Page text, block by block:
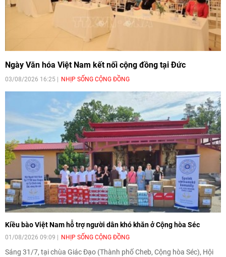
Ngày Văn hóa Việt Nam kết nối cộng đồng tại Đức
03/08/2026 16:25 NHỊP SỐNG CỘNG ĐỒNG
Kiều bào Việt Nam hỗ trợ người dân khó khăn ở Cộng hòa Séc
01/08/2026 09:09 NHỊP SỐNG CỘNG ĐỒNG
Sáng 31/7, tại chùa Giác Đạo (Thành phố Cheb, Cộng hòa Séc), Hội